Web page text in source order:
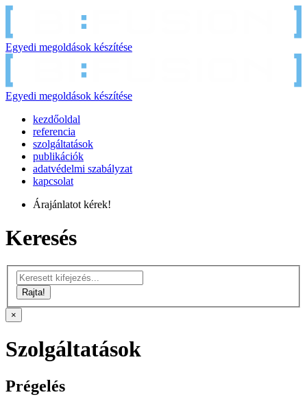
Egyedi megoldások készítése
Egyedi megoldások készítése
kezdőoldal
referencia
szolgáltatások
publikációk
adatvédelmi szabályzat
kapcsolat
Árajánlatot kérek!
Keresés
×
Szolgáltatások
Prégelés